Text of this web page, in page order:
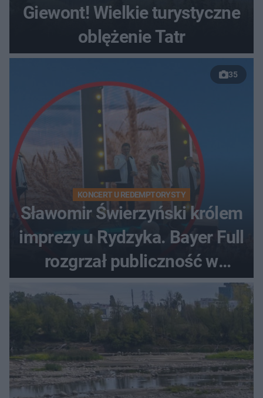
Giewont! Wielkie turystyczne
oblężenie Tatr
35
KONCERT U REDEMPTORYSTY
Sławomir Świerzyński królem
imprezy u Rydzyka. Bayer Full
rozgrzał publiczność w
Toruniu